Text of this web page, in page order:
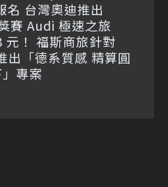
名 台灣奧迪推出
賽 Audi 極速之旅
元！ 福斯商旅針對
出「德系質感 精算圓
專案